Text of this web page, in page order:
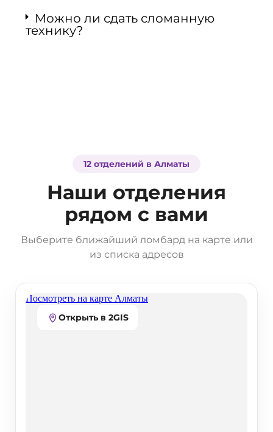
Можно ли сдать сломанную
технику?
12 отделений в Алматы
Наши отделения
рядом с вами
Выберите ближайший ломбард на карте или
из списка адресов
Открыть в 2GIS